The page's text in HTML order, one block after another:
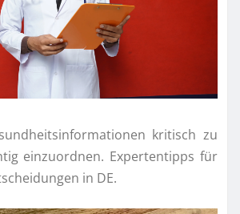
kritisch zu
einzuordnen. Expertentipps für
in DE.